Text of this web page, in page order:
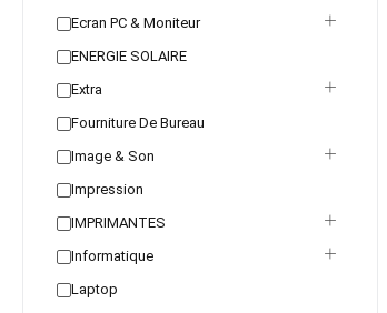
Ecran PC & Moniteur
ENERGIE SOLAIRE
Extra
Fourniture De Bureau
Image & Son
Impression
IMPRIMANTES
Informatique
Laptop